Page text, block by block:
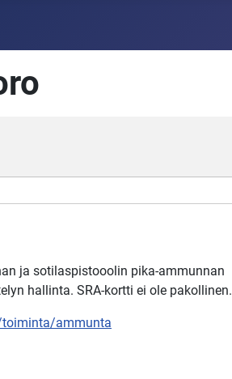
ja sotilaspistooolin pika-ammunnan
hallinta. SRA-kortti ei ole pakollinen.
ammunta